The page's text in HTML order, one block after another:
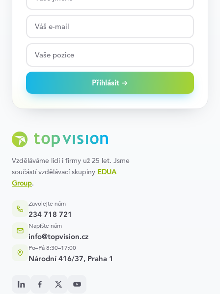
Přihlásit →
Vzděláváme lidi i firmy už 25 let. Jsme
součástí vzdělávací skupiny EDUA
Group.
Zavolejte nám
234 718 721
Napište nám
info@topvision.cz
Po–Pá 8:30–17:00
Národní 416/37, Praha 1